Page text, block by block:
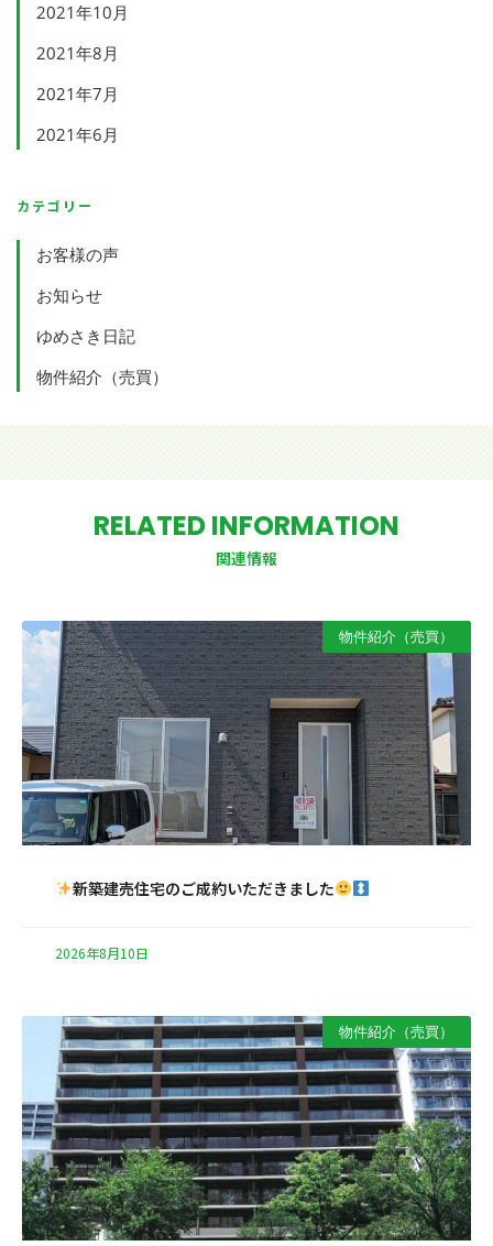
2021年10月
2021年8月
2021年7月
2021年6月
カテゴリー
お客様の声
お知らせ
ゆめさき日記
物件紹介（売買）
RELATED INFORMATION
関連情報
物件紹介（売買）
新築建売住宅のご成約いただきました
2026年8月10日
物件紹介（売買）